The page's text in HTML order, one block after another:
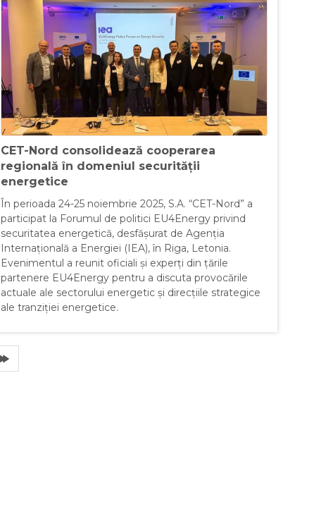
CET-Nord consolidează cooperarea
regională în domeniul securității
energetice
În perioada 24-25 noiembrie 2025, S.A. “CET-Nord” a
participat la Forumul de politici EU4Energy privind
securitatea energetică, desfășurat de Agenția
Internațională a Energiei (IEA), în Riga, Letonia.
Evenimentul a reunit oficiali și experți din țările
partenere EU4Energy pentru a discuta provocările
actuale ale sectorului energetic și direcțiile strategice
ale tranziției energetice.